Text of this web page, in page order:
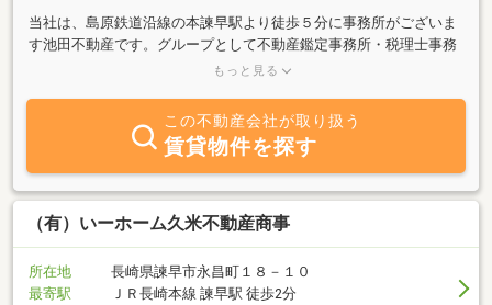
当社は、島原鉄道沿線の本諫早駅より徒歩５分に事務所がございま
す池田不動産です。グループとして不動産鑑定事務所・税理士事務
所等もございます。不動産に関連した様々なご相談にも対応させて
りますのでお気軽にお問い合わせください。
もっと見る
この不動産会社が取り扱う
賃貸物件を探す
（有）いーホーム久米不動産商事
所在地
長崎県諫早市永昌町１８－１０
最寄駅
ＪＲ長崎本線 諫早駅 徒歩2分